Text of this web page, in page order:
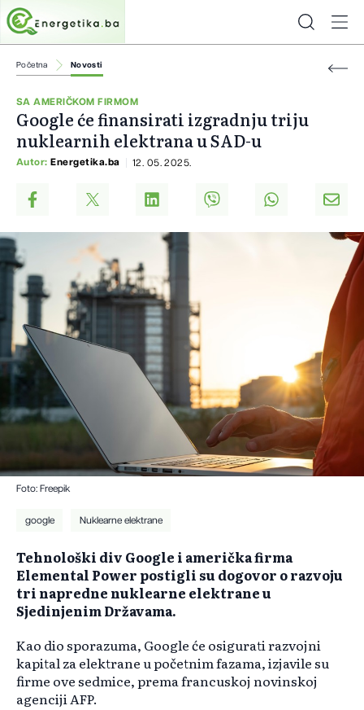
Početna Novosti
SA AMERIČKOM FIRMOM
Google će finansirati izgradnju triju
nuklearnih elektrana u SAD-u
Autor: Energetika.ba 12. 05. 2025.
Foto: Freepik
google Nuklearne elektrane
Tehnološki div Google i američka firma
Elemental Power postigli su dogovor o razvoju
tri napredne nuklearne elektrane u
Sjedinjenim Državama.
Kao dio sporazuma, Google će osigurati razvojni
kapital za elektrane u početnim fazama, izjavile su
firme ove sedmice, prema francuskoj novinskoj
agenciji AFP.